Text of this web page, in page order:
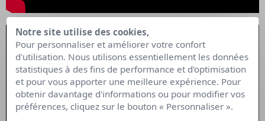
Notre site utilise des cookies,
Pour personnaliser et améliorer votre confort
d'utilisation. Nous utilisons essentiellement les données
statistiques à des fins de performance et d'optimisation
et pour vous apporter une meilleure expérience. Pour
obtenir davantage d'informations ou pour modifier vos
préférences, cliquez sur le bouton « Personnaliser ».